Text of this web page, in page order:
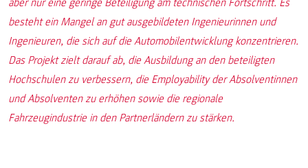
besteht ein Mangel an gut ausgebildeten Ingenieurinnen und
Ingenieuren, die sich auf die Automobilentwicklung konzentrieren.
Das Projekt zielt darauf ab, die Ausbildung an den beteiligten
Hochschulen zu verbessern, die Employability der Absolventinnen
und Absolventen zu erhöhen sowie die regionale
Fahrzeugindustrie in den Partnerländern zu stärken.